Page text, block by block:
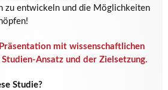
zu entwickeln und die Möglichkeiten
mit wissenschaftlichen
Ansatz und der Zielsetzung.
Studie?